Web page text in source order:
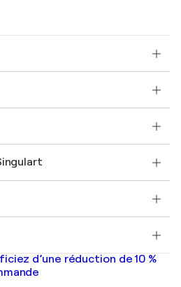
commercial
d'art original
d’une réduction de 10 %